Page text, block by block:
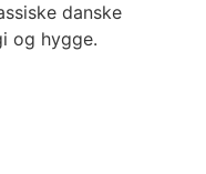
danske
og hygge.